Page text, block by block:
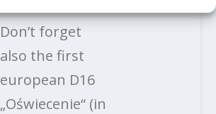
Don’t forget
also the first
european D16
„Oświecenie“ (in